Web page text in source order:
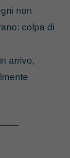
non
colpa di
arrivo,